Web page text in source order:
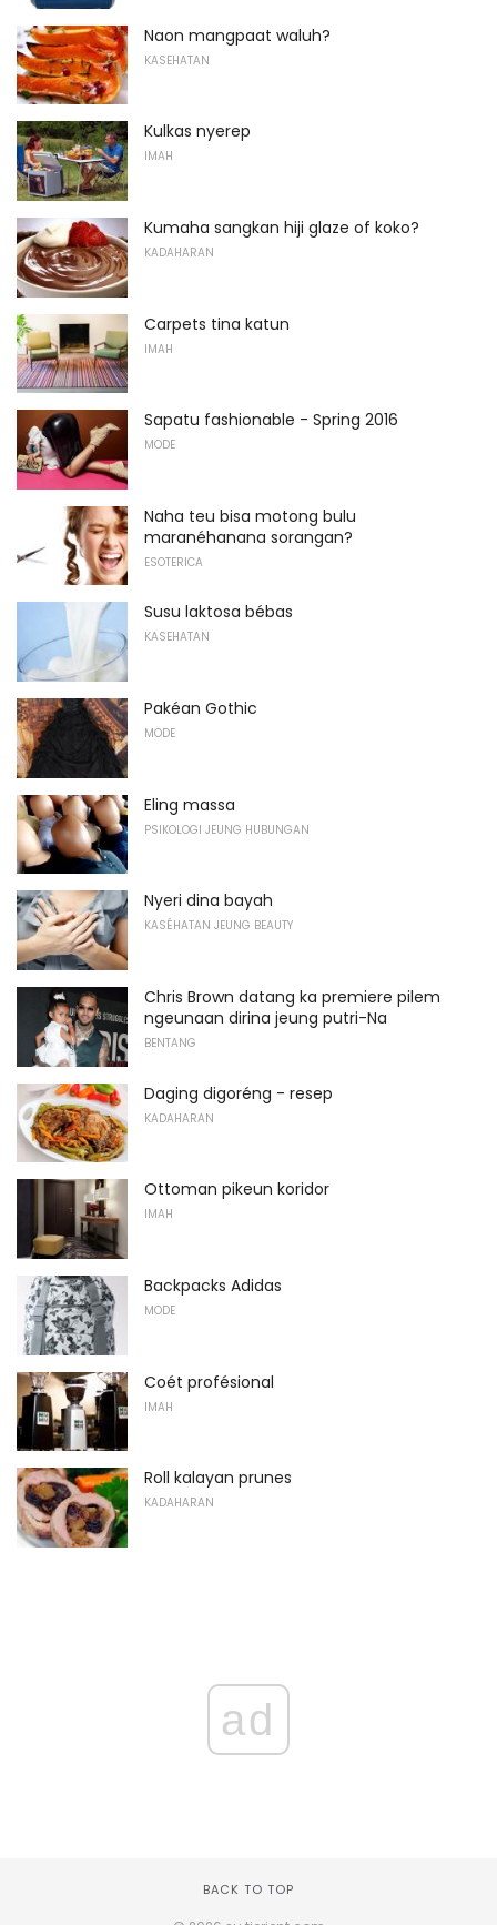
Naon mangpaat waluh?
KASEHATAN
Kulkas nyerep
IMAH
Kumaha sangkan hiji glaze of koko?
KADAHARAN
Carpets tina katun
IMAH
Sapatu fashionable - Spring 2016
MODE
Naha teu bisa motong bulu
maranéhanana sorangan?
ESOTERICA
Susu laktosa bébas
KASEHATAN
Pakéan Gothic
MODE
Eling massa
PSIKOLOGI JEUNG HUBUNGAN
Nyeri dina bayah
KASÉHATAN JEUNG BEAUTY
Chris Brown datang ka premiere pilem
ngeunaan dirina jeung putri-Na
BENTANG
Daging digoréng - resep
KADAHARAN
Ottoman pikeun koridor
IMAH
Backpacks Adidas
MODE
Coét profésional
IMAH
Roll kalayan prunes
KADAHARAN
ad
BACK TO TOP